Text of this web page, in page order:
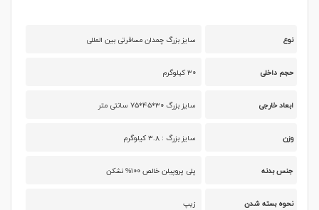
نوع سایز بزرگ چمدان مسافرتی بین المللی
حجم داخلی ۳۰ کیلوگرم
ابعاد خارجی سایز بزرگ ۳۰*۴۵*۷۵ سانتی متر
وزن سایز بزرگ : ۳.۸ کیلوگرم
جنس بدنه پلی پروپیلن خالص ۱۰۰% نشکن
نحوه بسته شدن زیپ